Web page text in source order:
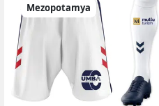
Mezopotamya